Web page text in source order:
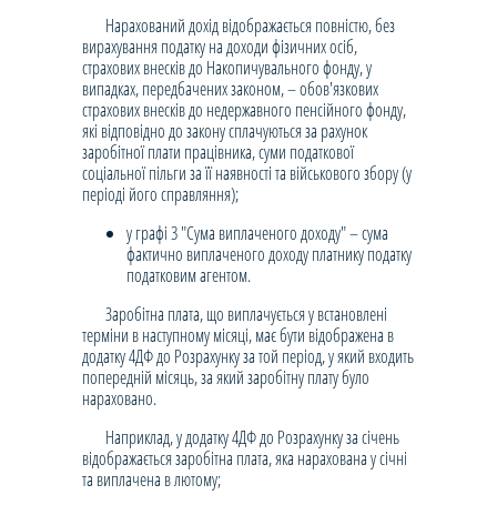
Нарахований дохід відображається повністю, без
вирахування податку на доходи фізичних осіб,
страхових внесків до Накопичувального фонду, у
випадках, передбачених законом, – обов'язкових
страхових внесків до недержавного пенсійного фонду,
які відповідно до закону сплачуються за рахунок
заробітної плати працівника, суми податкової
соціальної пільги за її наявності та військового збору (у
періоді його справляння);
у графі 3 "Сума виплаченого доходу" – сума
фактично виплаченого доходу платнику податку
податковим агентом.
Заробітна плата, що виплачується у встановлені
терміни в наступному місяці, має бути відображена в
додатку 4ДФ до Розрахунку за той період, у який входить
попередній місяць, за який заробітну плату було
нараховано.
Наприклад, у додатку 4ДФ до Розрахунку за січень
відображається заробітна плата, яка нарахована у січні
та виплачена в лютому;